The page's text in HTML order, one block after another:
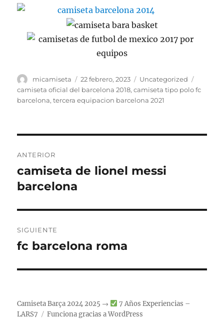
Autor
micamiseta
Publicado
el
22 febrero, 2023 Categorías
Uncategorized
camiseta oficial del barcelona 2018,camiseta tipo polo fc
barcelona,tercera equipacion barcelona 2021
de
entradas
ANTERIOR
Entrada
anterior:
camiseta de lionel messi
barcelona
SIGUIENTE
Entrada
fc barcelona roma
Camiseta Barça 2024 2025 →
7 Años Experiencias –
LARS7
Funciona gracias a WordPress